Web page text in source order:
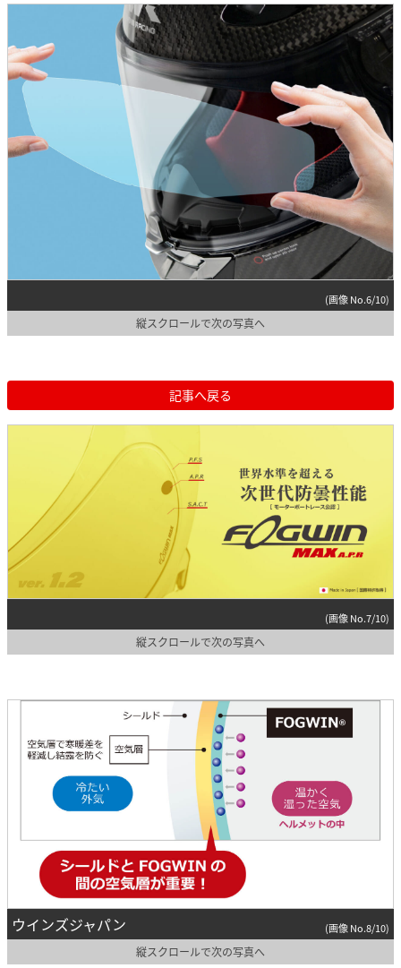
(画像 No.6/10)
縦スクロールで次の写真へ
記事へ戻る
(画像 No.7/10)
縦スクロールで次の写真へ
ウインズジャパン (画像 No.8/10)
縦スクロールで次の写真へ